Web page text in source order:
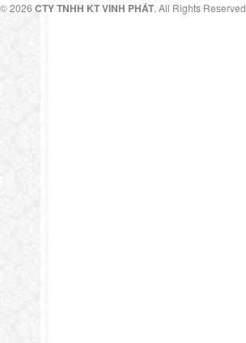
© 2026 CTY TNHH KT VINH PHÁT. All Rights Reserved